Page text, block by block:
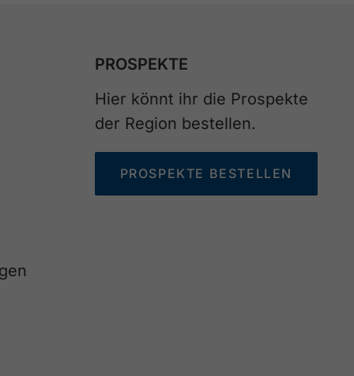
PROSPEKTE
Hier könnt ihr die Prospekte
der Region bestellen.
PROSPEKTE BESTELLEN